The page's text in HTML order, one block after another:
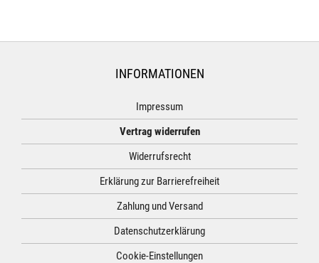
INFORMATIONEN
Impressum
Vertrag widerrufen
Widerrufsrecht
Erklärung zur Barrierefreiheit
Zahlung und Versand
Datenschutzerklärung
Cookie-Einstellungen